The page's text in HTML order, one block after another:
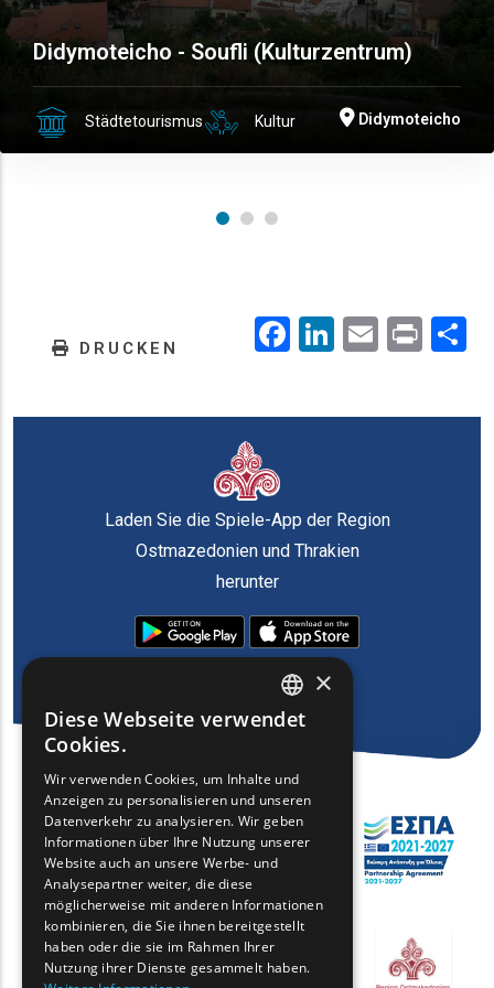
Didymoteicho - Soufli (Kulturzentrum)
Städtetourismus Kultur Didymoteicho
DRUCKEN Facebook
LinkedIn
EmailPrint
Laden Sie die Spiele-App der Region
Ostmazedonien und Thrakien
herunter
ENGLISH
FRENCH
BULGARIAN
ROMANIAN
TURKISH
×
Diese Webseite verwendet
Cookies.
Wir verwenden Cookies, um Inhalte und
Anzeigen zu personalisieren und unseren
Datenverkehr zu analysieren. Wir geben
Informationen über Ihre Nutzung unserer
Website auch an unsere Werbe- und
Analysepartner weiter, die diese
möglicherweise mit anderen Informationen
kombinieren, die Sie ihnen bereitgestellt
haben oder die sie im Rahmen Ihrer
Nutzung ihrer Dienste gesammelt haben.